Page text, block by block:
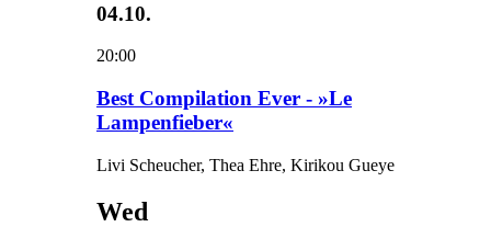
04.10.
20:00
Best Compilation Ever - »Le
Lampenfieber«
Livi Scheucher, Thea Ehre, Kirikou Gueye
Wed